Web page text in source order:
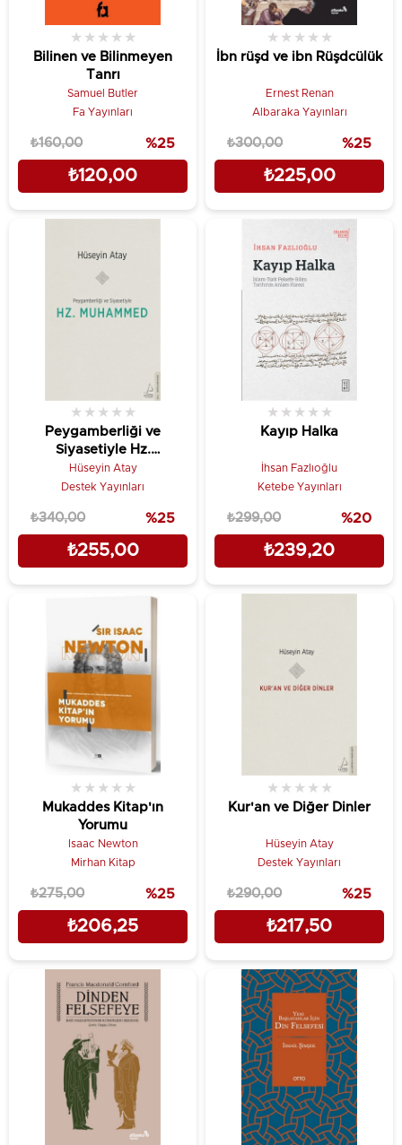
Bilinen ve Bilinmeyen
Tanrı
★ ★ ★ ★ ★
Samuel Butler
Fa Yayınları
₺120,00
₺160,00 %25
İbn rüşd ve ibn Rüşdcülük
★ ★ ★ ★ ★
Ernest Renan
Albaraka Yayınları
₺225,00
₺300,00 %25
Peygamberliği ve
Siyasetiyle Hz.
Muhammed
★ ★ ★ ★ ★
Hüseyin Atay
Destek Yayınları
₺255,00
₺340,00 %25
Kayıp Halka
★ ★ ★ ★ ★
İhsan Fazlıoğlu
Ketebe Yayınları
₺239,20
₺299,00 %20
Mukaddes Kitap'ın
Yorumu
★ ★ ★ ★ ★
Isaac Newton
Mirhan Kitap
₺206,25
₺275,00 %25
Kur'an ve Diğer Dinler
★ ★ ★ ★ ★
Hüseyin Atay
Destek Yayınları
₺217,50
₺290,00 %25